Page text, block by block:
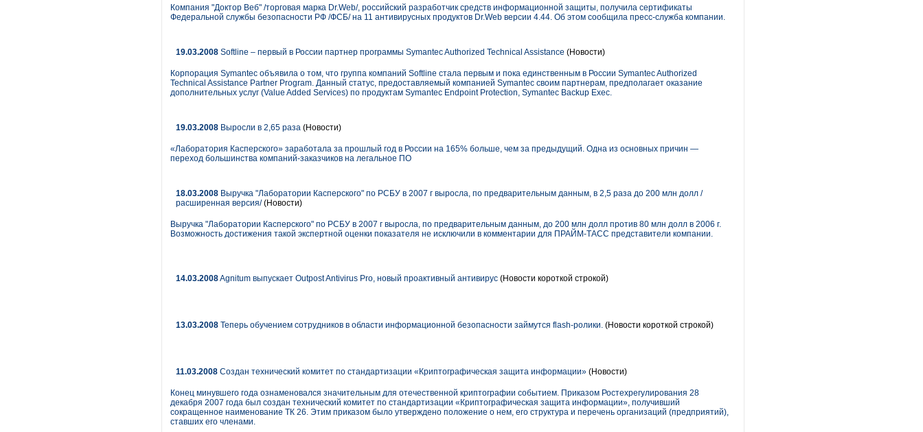
Компания "Доктор Веб" /торговая марка Dr.Web/, российский разработчик средств информационной защиты, получила сертификаты
Федеральной службы безопасности РФ /ФСБ/ на 11 антивирусных продуктов Dr.Web версии 4.44. Об этом сообщила пресс-служба компании.
19.03.2008 Softline – первый в России партнер программы Symantec Authorized Technical Assistance (Новости)
Корпорация Symantec объявила о том, что группа компаний Softline стала первым и пока единственным в России Symantec Authorized
Technical Assistance Partner Program. Данный статус, предоставляемый компанией Symantec своим партнерам, предполагает оказание
дополнительных услуг (Value Added Services) по продуктам Symantec Endpoint Protection, Symantec Backup Exec.
19.03.2008 Выросли в 2,65 раза (Новости)
«Лаборатория Касперского» заработала за прошлый год в России на 165% больше, чем за предыдущий. Одна из основных причин —
переход большинства компаний-заказчиков на легальное ПО
18.03.2008 Выручка "Лаборатории Касперского" по РСБУ в 2007 г выросла, по предварительным данным, в 2,5 раза до 200 млн долл /
расширенная версия/(Новости)
Выручка "Лаборатории Касперского" по РСБУ в 2007 г выросла, по предварительным данным, до 200 млн долл против 80 млн долл в 2006 г.
Возможность достижения такой экспертной оценки показателя не исключили в комментарии для ПРАЙМ-ТАСС представители компании.
14.03.2008Agnitum выпускает Outpost Antivirus Pro, новый проактивный антивирус (Новости короткой строкой)
13.03.2008 Теперь обучением сотрудников в области информационной безопасности займутся flash-ролики. (Новости короткой строкой)
11.03.2008 Создан технический комитет по стандартизации «Криптографическая защита информации» (Новости)
Конец минувшего года ознаменовался значительным для отечественной криптографии событием. Приказом Ростехрегулирования 28
декабря 2007 года был создан технический комитет по стандартизации «Криптографическая защита информации», получивший
сокращенное наименование ТК 26. Этим приказом было утверждено положение о нем, его структура и перечень организаций (предприятий),
ставших его членами.